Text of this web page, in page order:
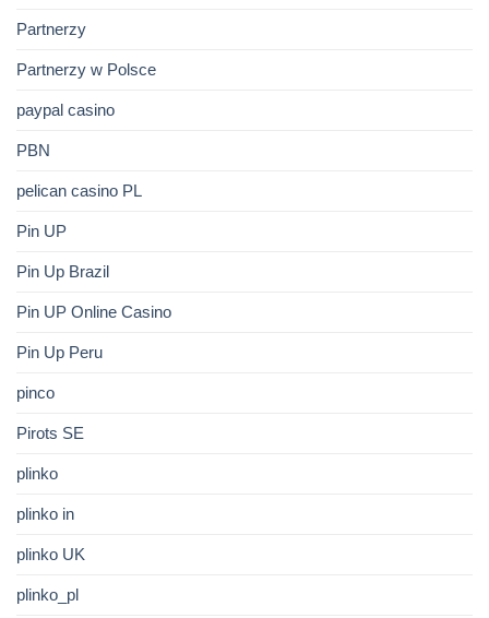
Partnerzy
Partnerzy w Polsce
paypal casino
PBN
pelican casino PL
Pin UP
Pin Up Brazil
Pin UP Online Casino
Pin Up Peru
pinco
Pirots SE
plinko
plinko in
plinko UK
plinko_pl